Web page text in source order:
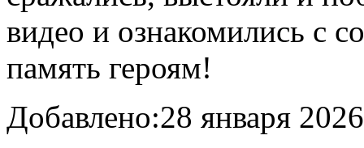
видео и ознакомились с
память героям!
Добавлено:28 января